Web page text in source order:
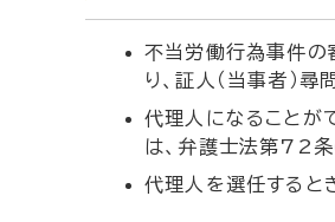
不当労働行為事件の
り、証人（当事者）
代理人になることが
は、弁護士法第72条
代理人を選任すると